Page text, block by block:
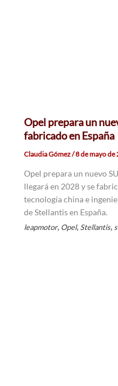
Opel prepara un
fabricado en España
Claudia Gómez/8 de mayo de
Opel prepara un nuevo
llegará en 2028 y se
tecnología china e
de Stellantis en España.
leapmotor, Opel, Stellantis,